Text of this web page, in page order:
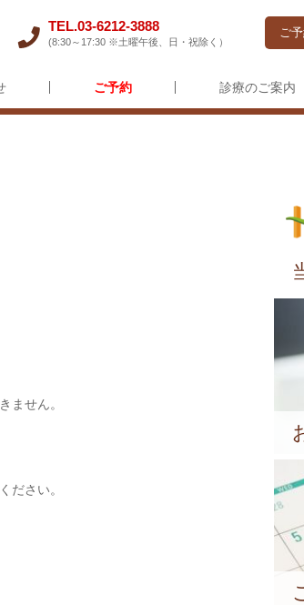
TEL.03-6212-3888
(8:30～17:30 ※土曜午後、日・祝除く）
ご
せ ご予約 診療のご案
ません。
ださい。